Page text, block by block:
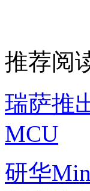
推荐阅
瑞萨推
MCU
研华